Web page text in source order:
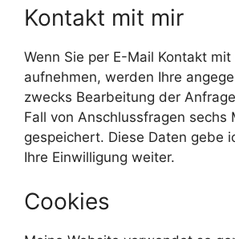
Kontakt mit mir
Wenn Sie per E-Mail Kontakt mit
aufnehmen, werden Ihre
zwecks Bearbeitung der
Fall von Anschlussfragen sechs
gespeichert. Diese Daten gebe
Ihre Einwilligung weiter.
Cookies